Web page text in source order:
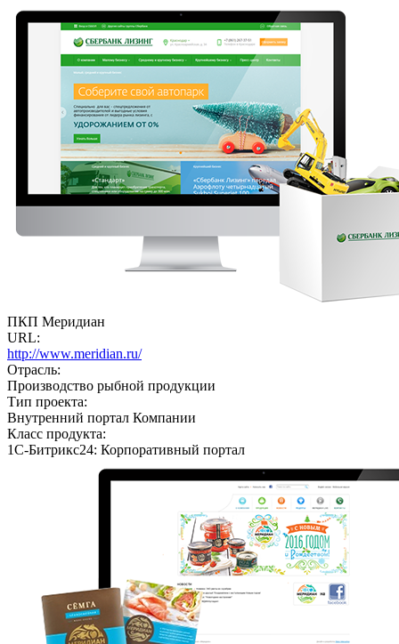
ПКП Меридиан
URL:
http://www.meridian.ru/
Отрасль:
Производство рыбной продукции
Тип проекта:
Внутренний портал Компании
Класс продукта:
1С-Битрикс24: Корпоративный портал